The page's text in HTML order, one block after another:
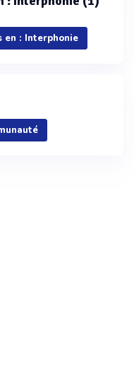
en : Interphonie